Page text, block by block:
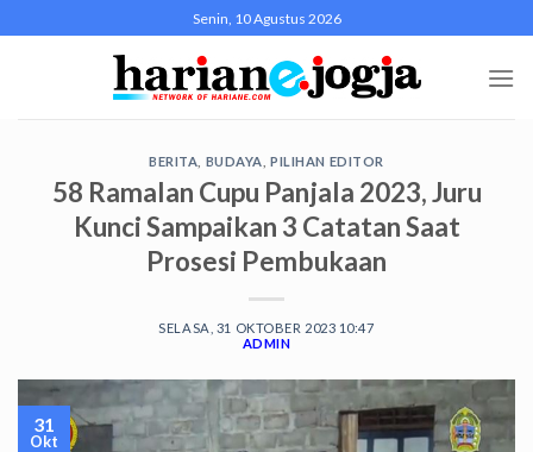
to
Senin, 10 Agustus 2026
BERITA BUDAYA ,PILIHAN EDITOR
58 Ramalan Cupu Panjala 2023, Juru
Kunci Sampaikan 3 Catatan Saat
Prosesi Pembukaan
SELASA, 31 OKTOBER 2023 10:47
ADMIN
31
Okt